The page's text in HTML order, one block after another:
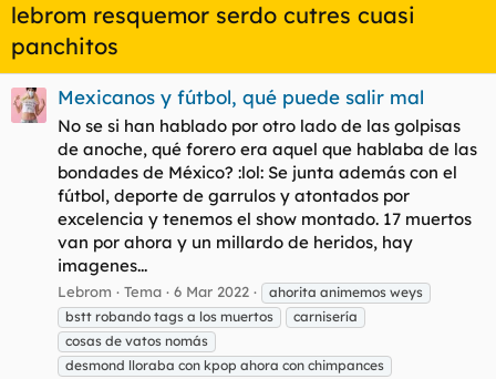
lebrom resquemor serdo cutres cuasi
panchitos
Mexicanos y fútbol, qué puede salir mal
No se si han hablado por otro lado de las golpisas
de anoche, qué forero era aquel que hablaba de las
bondades de México? :lol: Se junta además con el
fútbol, deporte de garrulos y atontados por
excelencia y tenemos el show montado. 17 muertos
van por ahora y un millardo de heridos, hay
imagenes...
Lebrom Tema 6 Mar 2022
ahorita animemos weys
bstt robando tags a los muertos
carnisería
cosas de vatos nomás
desmond lloraba con kpop ahora con chimpances